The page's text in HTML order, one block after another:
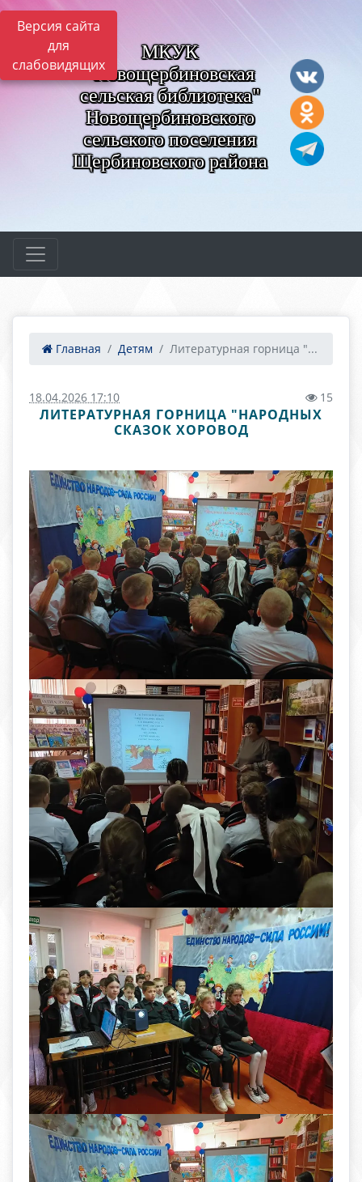
Версия сайта
для
слабовидящих
МКУК
"Новощербиновская
сельская библиотека"
Новощербиновского
сельского поселения
Щербиновского района
Главная Детям Литературная горница "...
18.04.2026 17:10 15
ЛИТЕРАТУРНАЯ ГОРНИЦА "НАРОДНЫХ
СКАЗОК ХОРОВОД